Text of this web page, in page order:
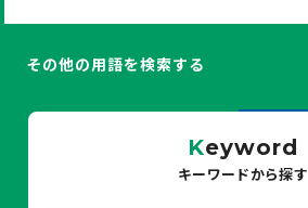
その他の用語を検索する
Keyword
キーワードから探す